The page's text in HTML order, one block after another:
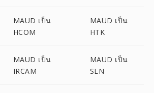
MAUD เป็น
HCOM
MAUD เป็น
HTK
MAUD เป็น
IRCAM
MAUD เป็น
SLN